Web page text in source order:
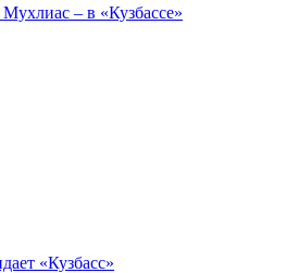
– в «Кузбассе»
«Кузбасс»